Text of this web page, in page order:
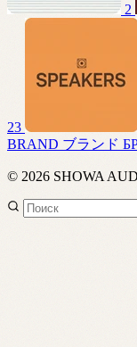
2
23
BRAND ブランド
© 2026 SHOWA